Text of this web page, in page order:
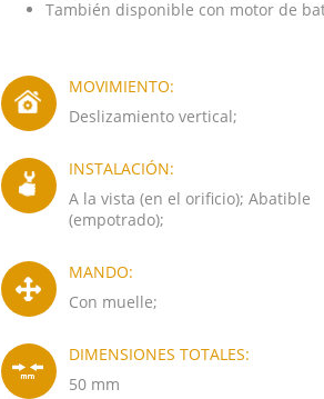
También disponible con motor de
MOVIMIENTO:
Deslizamiento vertical;
INSTALACIÓN:
A la vista (en el orificio); Abatible
(empotrado);
MANDO:
Con muelle;
DIMENSIONES TOTALES:
50 mm